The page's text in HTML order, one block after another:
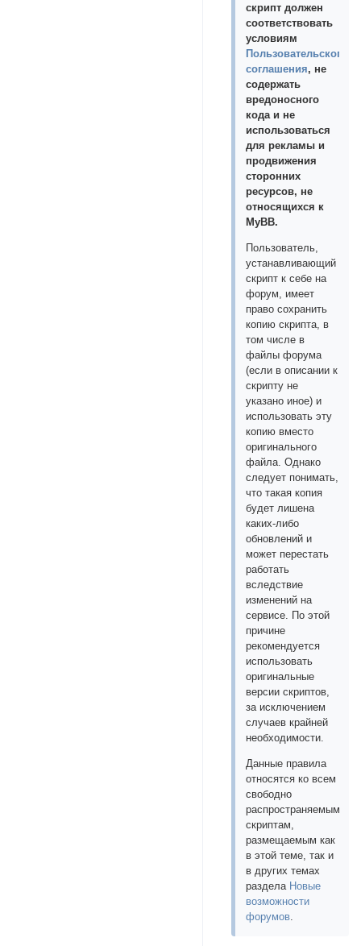
скрипт должен
соответствовать
условиям
Пользовательского
соглашения, не
содержать
вредоносного
кода и не
использоваться
для рекламы и
продвижения
сторонних
ресурсов, не
относящихся к
MyBB.
Пользователь,
устанавливающий
скрипт к себе на
форум, имеет
право сохранить
копию скрипта, в
том числе в
файлы форума
(если в описании к
скрипту не
указано иное) и
использовать эту
копию вместо
оригинального
файла. Однако
следует понимать,
что такая копия
будет лишена
каких-либо
обновлений и
может перестать
работать
вследствие
изменений на
сервисе. По этой
причине
рекомендуется
использовать
оригинальные
версии скриптов,
за исключением
случаев крайней
необходимости.
Данные правила
относятся ко всем
свободно
распространяемым
скриптам,
размещаемым как
в этой теме, так и
в других темах
раздела Новые
возможности
форумов